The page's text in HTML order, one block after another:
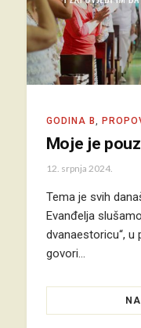
GODINA B
Moje je
12. srpnja 2024.
Tema je svih
Evanđelja
dvanaestoricu“,
govori…